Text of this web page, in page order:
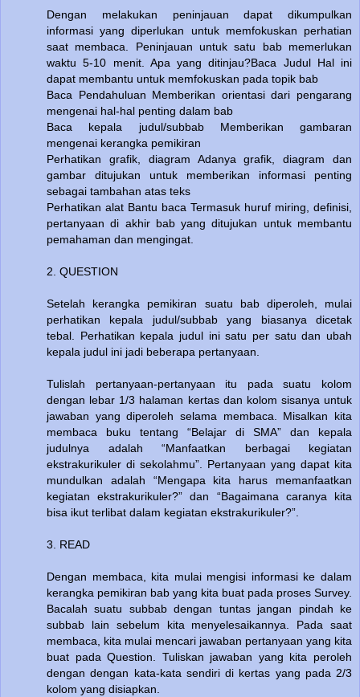
Dengan melakukan peninjauan dapat dikumpulkan
informasi yang diperlukan untuk memfokuskan perhatian
saat membaca. Peninjauan untuk satu bab memerlukan
waktu 5-10 menit. Apa yang ditinjau?Baca Judul Hal ini
dapat membantu untuk memfokuskan pada topik bab
Baca Pendahuluan Memberikan orientasi dari pengarang
mengenai hal-hal penting dalam bab
Baca kepala judul/subbab Memberikan gambaran
mengenai kerangka pemikiran
Perhatikan grafik, diagram Adanya grafik, diagram dan
gambar ditujukan untuk memberikan informasi penting
sebagai tambahan atas teks
Perhatikan alat Bantu baca Termasuk huruf miring, definisi,
pertanyaan di akhir bab yang ditujukan untuk membantu
pemahaman dan mengingat.
2. QUESTION
Setelah kerangka pemikiran suatu bab diperoleh, mulai
perhatikan kepala judul/subbab yang biasanya dicetak
tebal. Perhatikan kepala judul ini satu per satu dan ubah
kepala judul ini jadi beberapa pertanyaan.
Tulislah pertanyaan-pertanyaan itu pada suatu kolom
dengan lebar 1/3 halaman kertas dan kolom sisanya untuk
jawaban yang diperoleh selama membaca. Misalkan kita
membaca buku tentang “Belajar di SMA” dan kepala
judulnya adalah “Manfaatkan berbagai kegiatan
ekstrakurikuler di sekolahmu”. Pertanyaan yang dapat kita
mundulkan adalah “Mengapa kita harus memanfaatkan
kegiatan ekstrakurikuler?” dan “Bagaimana caranya kita
bisa ikut terlibat dalam kegiatan ekstrakurikuler?”.
3. READ
Dengan membaca, kita mulai mengisi informasi ke dalam
kerangka pemikiran bab yang kita buat pada proses Survey.
Bacalah suatu subbab dengan tuntas jangan pindah ke
subbab lain sebelum kita menyelesaikannya. Pada saat
membaca, kita mulai mencari jawaban pertanyaan yang kita
buat pada Question. Tuliskan jawaban yang kita peroleh
dengan dengan kata-kata sendiri di kertas yang pada 2/3
kolom yang disiapkan.